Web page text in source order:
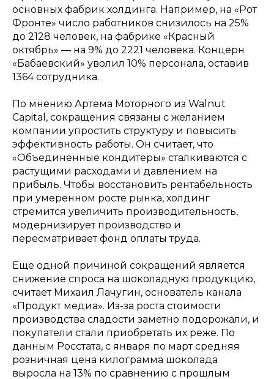
основных фабрик холдинга. Например, на «Рот
Фронте» число работников снизилось на 25%
до 2128 человек, на фабрике «Красный
октябрь» — на 9% до 2221 человека. Концерн
«Бабаевский» уволил 10% персонала, оставив
1364 сотрудника.
По мнению Артема Моторного из Walnut
Capital, сокращения связаны с желанием
компании упростить структуру и повысить
эффективность работы. Он считает, что
«Объединенные кондитеры» сталкиваются с
растущими расходами и давлением на
прибыль. Чтобы восстановить рентабельность
при умеренном росте рынка, холдинг
стремится увеличить производительность,
модернизирует производство и
пересматривает фонд оплаты труда.
Еще одной причиной сокращений является
снижение спроса на шоколадную продукцию,
считает Михаил Лачугин, основатель канала
«Продукт медиа». Из-за роста стоимости
производства сладости заметно подорожали, и
покупатели стали приобретать их реже. По
данным Росстата, с января по март средняя
розничная цена килограмма шоколада
выросла на 13% по сравнению с прошлым